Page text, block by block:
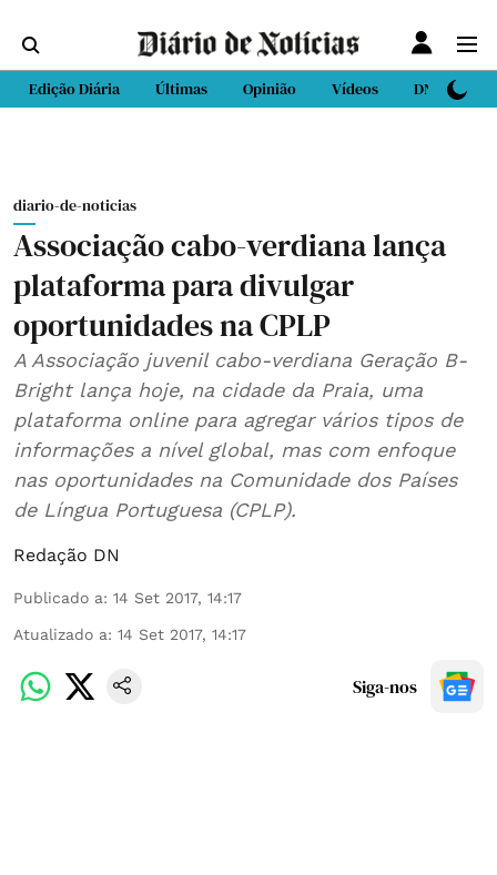
Edição Diária Últimas Opinião Vídeos DN Sport
diario-de-noticias
Associação cabo-verdiana lança
plataforma para divulgar
oportunidades na CPLP
A Associação juvenil cabo-verdiana Geração B-
Bright lança hoje, na cidade da Praia, uma
plataforma online para agregar vários tipos de
informações a nível global, mas com enfoque
nas oportunidades na Comunidade dos Países
de Língua Portuguesa (CPLP).
Redação DN
Publicado a: 14 Set 2017, 14:17
Atualizado a: 14 Set 2017, 14:17
Siga-nos